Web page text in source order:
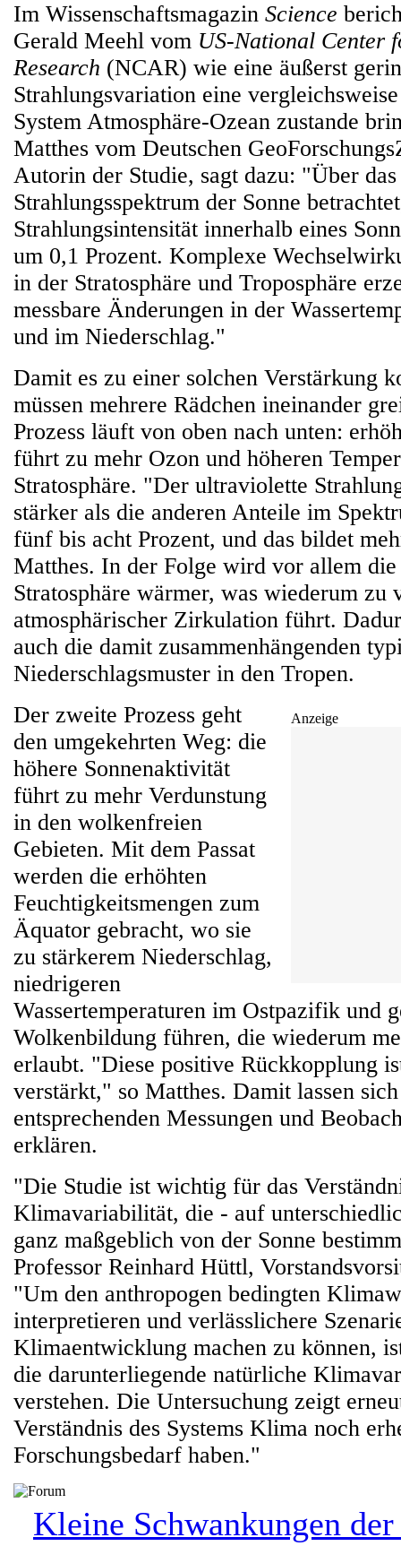
Im Wissenschaftsmagazin Science
Gerald Meehl vom US-National Center
Research (NCAR) wie eine äußerst
Strahlungsvariation eine
System Atmosphäre-Ozean zustande
Matthes vom Deutschen
Autorin der Studie, sagt dazu: "Über das
Strahlungsspektrum der Sonne
Strahlungsintensität innerhalb eines
um 0,1 Prozent. Komplexe
in der Stratosphäre und Troposphäre
messbare Änderungen in der
und im Niederschlag."
Damit es zu einer solchen Verstärkung
müssen mehrere Rädchen ineinander
Prozess läuft von oben nach unten:
führt zu mehr Ozon und höheren
Stratosphäre. "Der ultraviolette
stärker als die anderen Anteile im
fünf bis acht Prozent, und das bildet
Matthes. In der Folge wird vor allem
Stratosphäre wärmer, was wiederum zu
atmosphärischer Zirkulation führt.
auch die damit zusammenhängenden
Niederschlagsmuster in den Tropen.
Anzeige
Der zweite Prozess geht
den umgekehrten Weg: die
höhere Sonnenaktivität
führt zu mehr Verdunstung
in den wolkenfreien
Gebieten. Mit dem Passat
werden die erhöhten
Feuchtigkeitsmengen zum
Äquator gebracht, wo sie
zu stärkerem Niederschlag,
niedrigeren
Wassertemperaturen im Ostpazifik und
Wolkenbildung führen, die wiederum
erlaubt. "Diese positive Rückkopplung
verstärkt," so Matthes. Damit lassen
entsprechenden Messungen und
erklären.
"Die Studie ist wichtig für das
Klimavariabilität, die - auf
ganz maßgeblich von der Sonne
Professor Reinhard Hüttl,
"Um den anthropogen bedingten
interpretieren und verlässlichere
Klimaentwicklung machen zu können,
die darunterliegende natürliche
verstehen. Die Untersuchung zeigt
Verständnis des Systems Klima noch
Forschungsbedarf haben."
Kleine Schwankungen der